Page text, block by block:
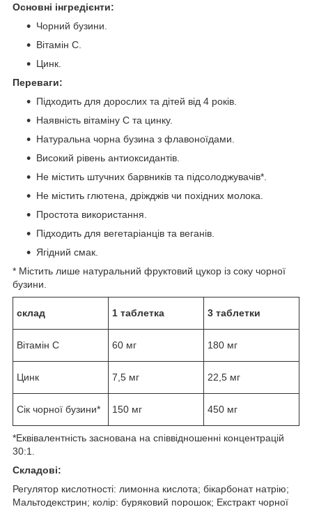
Основні інгредієнти:
Чорний бузини.
Вітамін С.
Цинк.
Переваги:
Підходить для дорослих та дітей від 4 років.
Наявність вітаміну С та цинку.
Натуральна чорна бузина з флавоноїдами.
Високий рівень антиоксидантів.
Не містить штучних барвників та підсолоджувачів*.
Не містить глютена, дріжджів чи похідних молока.
Простота використання.
Підходить для вегетаріанців та веганів.
Ягідний смак.
* Містить лише натуральний фруктовий цукор із соку чорної
бузини.
склад 1 таблетка 3 таблетки
Вітамін С 60 мг 180 мг
Цинк 7,5 мг 22,5 мг
Сік чорної бузини* 150 мг 450 мг
*Еквівалентність заснована на співвідношенні концентрацій
30:1.
Складові:
Регулятор кислотності: лимонна кислота; бікарбонат натрію;
Мальтодекстрин; колір: буряковий порошок; Екстракт чорної